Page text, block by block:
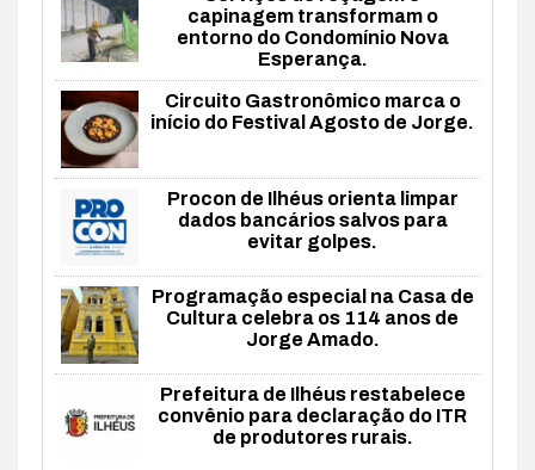
capinagem transformam o
entorno do Condomínio Nova
Esperança.
Circuito Gastronômico marca o
início do Festival Agosto de Jorge.
Procon de Ilhéus orienta limpar
dados bancários salvos para
evitar golpes.
Programação especial na Casa de
Cultura celebra os 114 anos de
Jorge Amado.
Prefeitura de Ilhéus restabelece
convênio para declaração do ITR
de produtores rurais.